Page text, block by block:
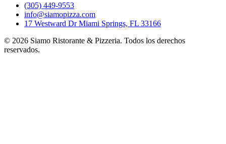
(305) 449-9553
info@siamopizza.com
17 Westward Dr Miami Springs, FL 33166
© 2026 Siamo Ristorante & Pizzeria. Todos los derechos
reservados.